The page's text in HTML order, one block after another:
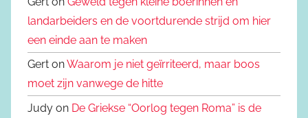
landarbeiders en de voortdurende strijd om hier
een einde aan te maken
Gert onWaarom je niet geïrriteerd, maar boos
moet zijn vanwege de hitte
Judy on De Griekse “Oorlog tegen Roma” is de